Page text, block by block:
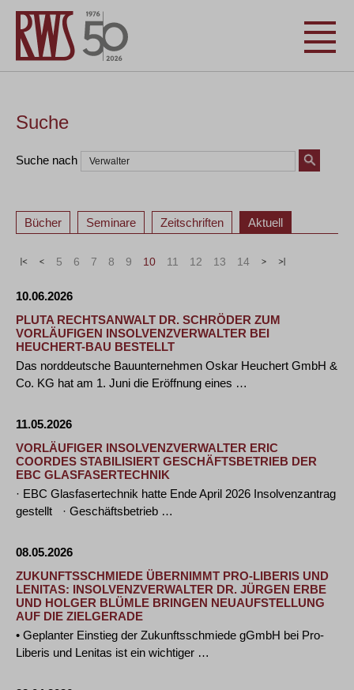
Suche
Suche nach
Bücher Seminare Zeitschriften Aktuell
« < 5 6 7 8 9 10 11 12 13 14 > »
10.06.2026
PLUTA RECHTSANWALT DR. SCHRÖDER ZUM
VORLÄUFIGEN INSOLVENZVERWALTER BEI
HEUCHERT-BAU BESTELLT
Das norddeutsche Bauunternehmen Oskar Heuchert GmbH &
Co. KG hat am 1. Juni die Eröffnung eines …
11.05.2026
VORLÄUFIGER INSOLVENZVERWALTER ERIC
COORDES STABILISIERT GESCHÄFTSBETRIEB DER
EBC GLASFASERTECHNIK
· EBC Glasfasertechnik hatte Ende April 2026 Insolvenzantrag
gestellt · Geschäftsbetrieb …
08.05.2026
ZUKUNFTSSCHMIEDE ÜBERNIMMT PRO-LIBERIS UND
LENITAS: INSOLVENZVERWALTER DR. JÜRGEN ERBE
UND HOLGER BLÜMLE BRINGEN NEUAUFSTELLUNG
AUF DIE ZIELGERADE
• Geplanter Einstieg der Zukunftsschmiede gGmbH bei Pro-
Liberis und Lenitas ist ein wichtiger …